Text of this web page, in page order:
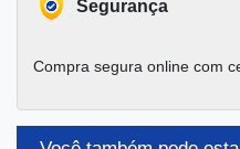
Segurança
Compra segura online com